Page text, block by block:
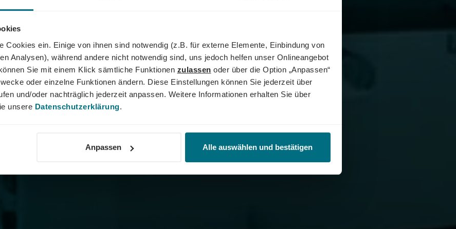
Cookies ein. Einige von ihnen sind notwendig (z.B. für externe Elemente, Einbindung von
Analysen), während andere nicht notwendig sind, uns jedoch helfen unser Onlineangebot
Sie mit einem Klick sämtliche Funktionen zulassen oder über die Option „Anpassen“
oder einzelne Funktionen ändern. Diese Einstellungen können Sie jederzeit über
und/oder nachträglich jederzeit anpassen. Weitere Informationen erhalten Sie über
unsere Datenschutzerklärung.
Anpassen Alle auswählen und bestätigen